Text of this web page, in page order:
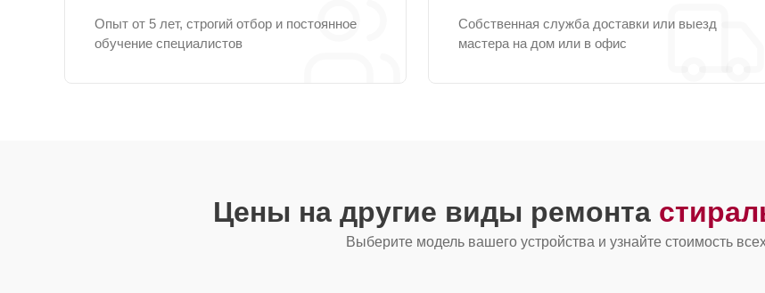
Опыт от 5 лет, строгий отбор и постоянное
обучение специалистов
Собственная служба доставки или выезд
мастера на дом или в офис
Цены на другие виды ремонта
Выберите модель вашего устройства и узнайте стоимость